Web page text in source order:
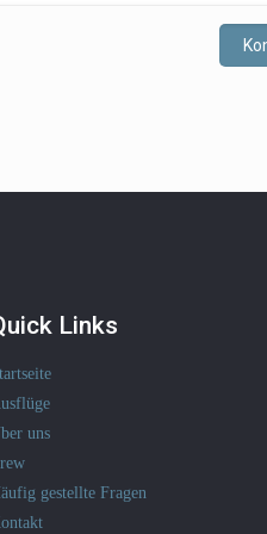
Links
uns
gestellte Fragen